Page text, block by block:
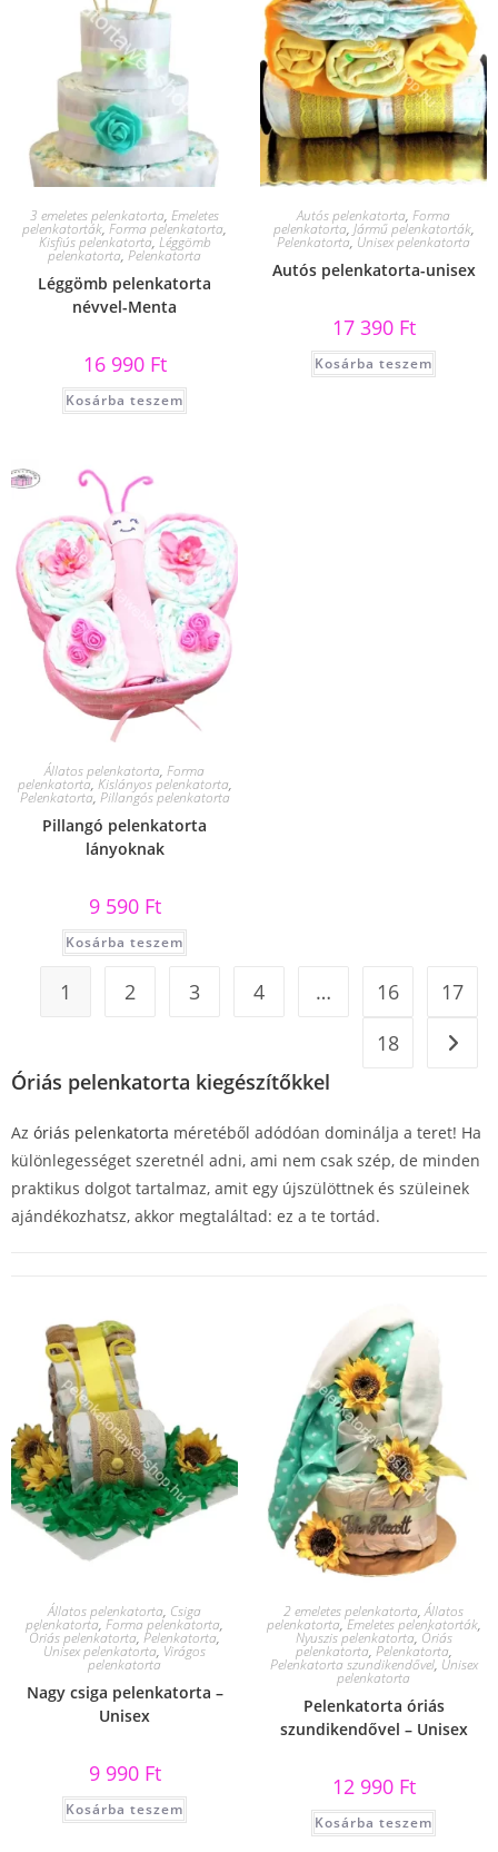
3 emeletes pelenkatorta, Emeletes
pelenkatorták, Forma pelenkatorta,
Kisfiús pelenkatorta, Léggömb
pelenkatorta, Pelenkatorta
Léggömb pelenkatorta
névvel-Menta
16 990 Ft
Kosárba teszem
Autós pelenkatorta, Forma
pelenkatorta, Jármű pelenkatorták,
Pelenkatorta,Unisex pelenkatorta
Autós pelenkatorta-unisex
17 390 Ft
Kosárba teszem
Állatos pelenkatorta, Forma
pelenkatorta, Kislányos pelenkatorta,
Pelenkatorta, Pillangós pelenkatorta
Pillangó pelenkatorta
lányoknak
9 590 Ft
Kosárba teszem
1 2 3 4 … 16
17
18
Óriás pelenkatorta kiegészítőkkel
Az óriás pelenkatorta méretéből adódóan dominálja a teret! Ha
különlegességet szeretnél adni, ami nem csak szép, de minden
praktikus dolgot tartalmaz, amit egy újszülöttnek és szüleinek
ajándékozhatsz, akkor megtaláltad: ez a te tortád.
Állatos pelenkatorta, Csiga
pelenkatorta, Forma pelenkatorta,
Óriás pelenkatorta, Pelenkatorta,
Unisex pelenkatorta, Virágos
pelenkatorta
Nagy csiga pelenkatorta –
Unisex
9 990 Ft
Kosárba teszem
2 emeletes pelenkatorta,Állatos
pelenkatorta,Emeletes pelenkatorták,
Nyuszis pelenkatorta, Óriás
pelenkatorta, Pelenkatorta,
Pelenkatorta szundikendővel, Unisex
pelenkatorta
Pelenkatorta óriás
szundikendővel – Unisex
12 990 Ft
Kosárba teszem